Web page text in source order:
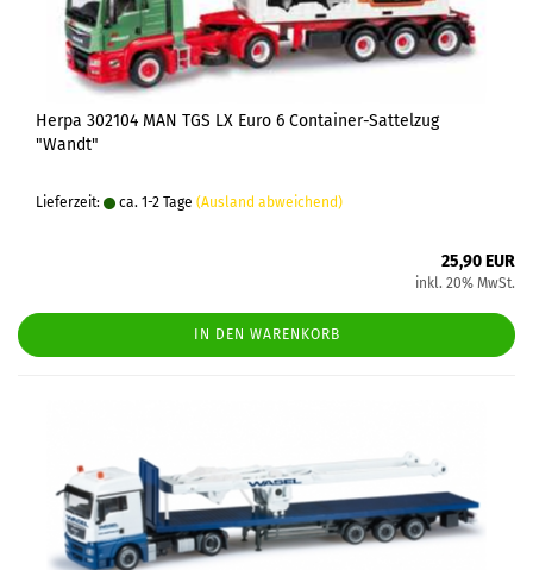
Herpa 302104 MAN TGS LX Euro 6 Container-Sattelzug
"Wandt"
Lieferzeit: ca. 1-2 Tage (Ausland abweichend)
25,90 EUR
inkl. 20% MwSt.
IN DEN WARENKORB